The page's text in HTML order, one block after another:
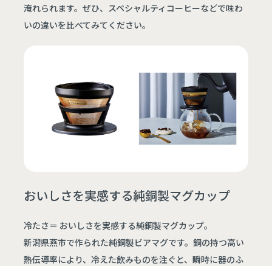
淹れられます。ぜひ、スペシャルティコーヒーなどで味わ
いの違いを比べてみてください。
おいしさを実感する純銅製マグカップ
冷たさ＝ おいしさを実感する純銅製マグカップ。
新潟県燕市で作られた純銅製ビアマグです。銅の持つ高い
熱伝導率により、冷えた飲みものを注ぐと、瞬時に器のふ